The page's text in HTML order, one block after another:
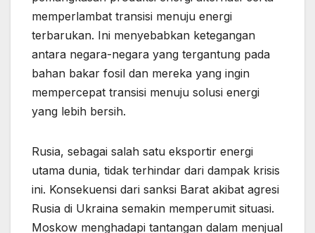
memperlambat transisi menuju energi
terbarukan. Ini menyebabkan ketegangan
antara negara-negara yang tergantung pada
bahan bakar fosil dan mereka yang ingin
mempercepat transisi menuju solusi energi
yang lebih bersih.
Rusia, sebagai salah satu eksportir energi
utama dunia, tidak terhindar dari dampak krisis
ini. Konsekuensi dari sanksi Barat akibat agresi
Rusia di Ukraina semakin memperumit situasi.
Moskow menghadapi tantangan dalam menjual